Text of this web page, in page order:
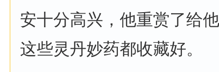
安十分高兴，他重赏了给
这些灵丹妙药都收藏好。